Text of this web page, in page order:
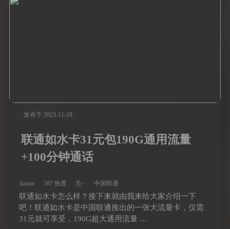
发布于 2023-11-19
联通如水卡31元包190G通用流量
+100分钟通话
ikmoe 587 热度 无~ 中国联通
联通如水卡怎么样？接下来就由我来给大家介绍一下
吧！联通如水卡是中国联通推出的一张大流量卡，仅需
31元就可享受，190G超大通用流量 …